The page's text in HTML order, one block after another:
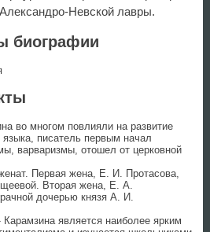
Невской лавры.
биографии
во многом повлияли на развитие
языка, писатель первым начал
варваризмы, отошел от церковной
Первая жена, Е. И. Протасова,
Вторая жена, Е. А.
дочерью князя А. И.
является наиболее ярким